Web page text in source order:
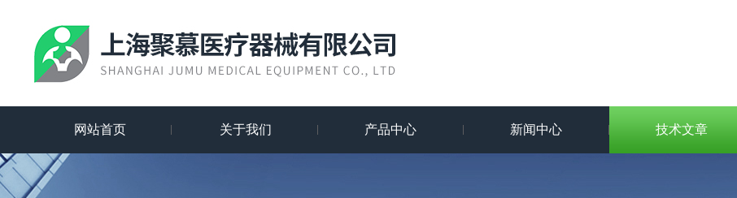
网站首页 关于我们 产品中心 新闻中心 技术文章